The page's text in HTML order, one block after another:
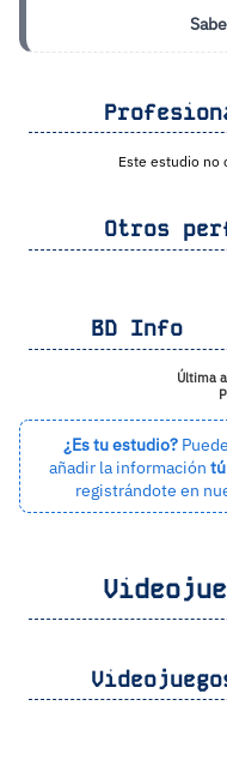
Este estudio no
Otros
BD Info
Última
¿Es tu estudio?
añadir la información
registrándote en